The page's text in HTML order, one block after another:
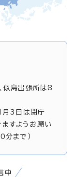
似島出張所は8
月3日は閉庁
すようお願い
分まで）
中